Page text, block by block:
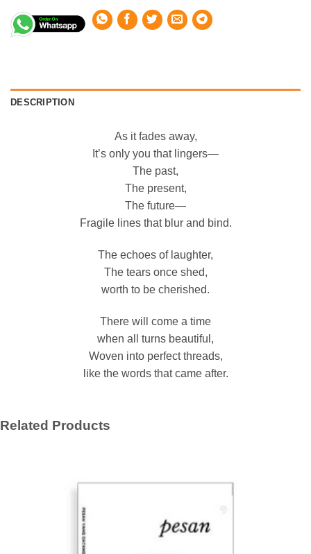
DESCRIPTION
As it fades away,
It’s only you that lingers—
The past,
The present,
The future—
Fragile lines that blur and bind.
The echoes of laughter,
The tears once shed,
worth to be cherished.
There will come a time
when all turns beautiful,
Woven into perfect threads,
like the words that came after.
Related Products